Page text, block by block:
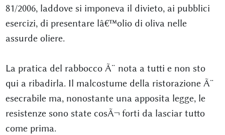
81/2006, laddove si imponeva il divieto, ai pubblici
esercizi, di presentare lâ€™olio di oliva nelle
assurde oliere.
La pratica del rabbocco Ã¨ nota a tutti e non sto
qui a ribadirla. Il malcostume della ristorazione Ã¨
esecrabile ma, nonostante una apposita legge, le
resistenze sono state cosÃ¬ forti da lasciar tutto
come prima.